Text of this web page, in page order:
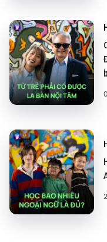
Cảm ơn Every Half
Đường số 10, Quận
hành cùng
—
tại: ⁠⁠⁠⁠⁠⁠⁠⁠⁠⁠⁠⁠⁠⁠⁠⁠⁠YouTube⁠⁠⁠⁠⁠⁠⁠⁠⁠⁠⁠⁠⁠⁠⁠⁠⁠
Và đọc những bài
—